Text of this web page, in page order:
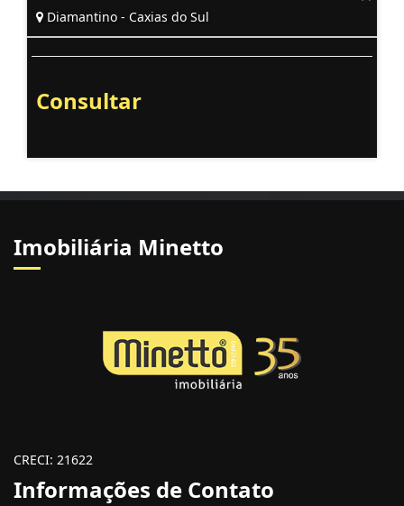
Diamantino - Caxias do Sul
Consultar
Imobiliária Minetto
CRECI: 21622
Informações de Contato